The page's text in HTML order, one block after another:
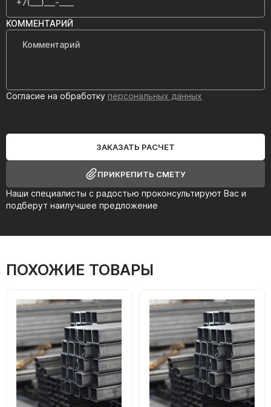
Наши специалисты с радостью проконсультируют Вас и
подберут наилучшее предложение
КОММЕНТАРИЙ
Согласие на обработку персональных данных
ЗАКАЗАТЬ РАСЧЕТ
ПРИКРЕПИТЬ СМЕТУ
ПОХОЖИЕ ТОВАРЫ